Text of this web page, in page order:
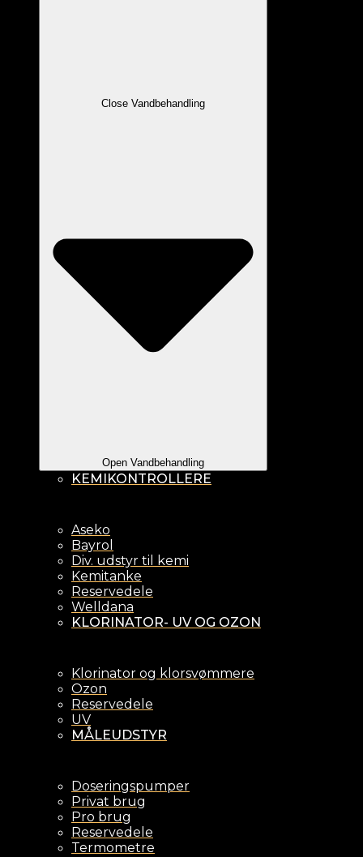
Close Vandbehandling
Open Vandbehandling
KEMIKONTROLLERE
Aseko
Bayrol
Div. udstyr til kemi
Kemitanke
Reservedele
Welldana
KLORINATOR- UV OG OZON
Klorinator og klorsvømmere
Ozon
Reservedele
UV
MÅLEUDSTYR
Doseringspumper
Privat brug
Pro brug
Reservedele
Termometre